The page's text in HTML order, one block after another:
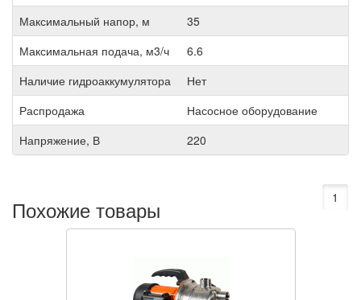
Максимальный напор, м
35
Максимальная подача, м3/ч
6.6
Наличие гидроаккумулятора
Нет
Распродажа
Насосное оборудование
Напряжение, В
220
Похожие товары 1